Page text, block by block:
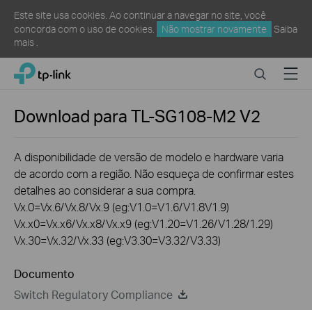
Este site usa cookies. Ao continuar a navegar no site, você
concorda com o uso de cookies.
Não mostrar novamente
Saiba
mais
Click
navigation
TP-Link, Reliably Smart SearchMenu
Download paraTL-SG108-M2V2
A disponibilidade de versão de modelo e hardware varia
de acordo com a região. Não esqueça de confirmar estes
detalhes ao considerar a sua compra.
Vx.0=Vx.6/Vx.8/Vx.9 (eg:V1.0=V1.6/V1.8V1.9)
Vx.x0=Vx.x6/Vx.x8/Vx.x9 (eg:V1.20=V1.26/V1.28/1.29)
Vx.30=Vx.32/Vx.33 (eg:V3.30=V3.32/V3.33)
Documento
Switch Regulatory Compliance